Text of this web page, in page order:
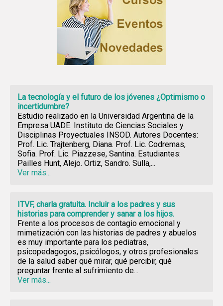
La tecnología y el futuro de los jóvenes ¿Optimismo o
incertidumbre?
Estudio realizado en la Universidad Argentina de la
Empresa UADE. Instituto de Ciencias Sociales y
Disciplinas Proyectuales INSOD. Autores Docentes:
Prof. Lic. Trajtenberg, Diana. Prof. Lic. Codremas,
Sofia. Prof. Lic. Piazzese, Santina. Estudiantes:
Pailles Hunt, Alejo. Ortiz, Sandro. Sulla,...
Ver más...
ITVF, charla gratuita. Incluir a los padres y sus
historias para comprender y sanar a los hijos.
Frente a los procesos de contagio emocional y
mimetización con las historias de padres y abuelos
es muy importante para los pediatras,
psicopedagogos, psicólogos, y otros profesionales
de la salud saber qué mirar, qué percibir, qué
preguntar frente al sufrimiento de...
Ver más...